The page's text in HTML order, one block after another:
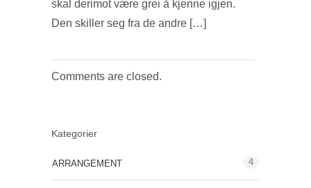
skal derimot være grei å kjenne igjen.
Den skiller seg fra de andre […]
Comments are closed.
Kategorier
ARRANGEMENT 4